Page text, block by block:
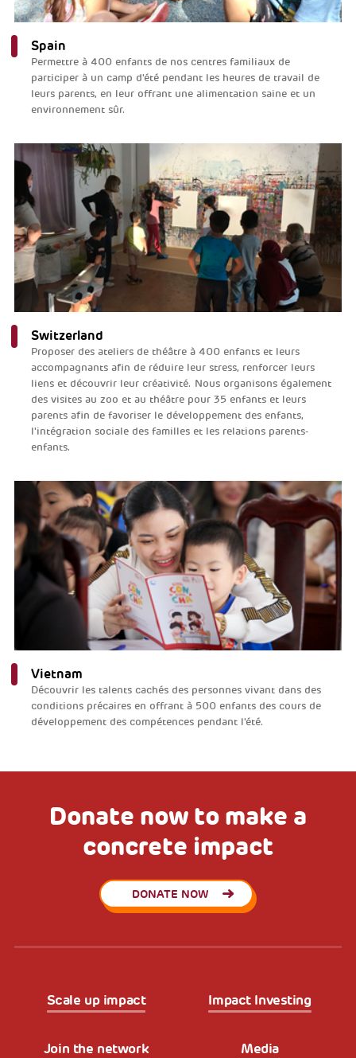
Spain
Permettre à 400 enfants de nos centres familiaux de
participer à un camp d'été pendant les heures de travail de
leurs parents, en leur offrant une alimentation saine et un
environnement sûr.
Switzerland
Proposer des ateliers de théâtre à 400 enfants et leurs
accompagnants afin de réduire leur stress, renforcer leurs
liens et découvrir leur créativité. Nous organisons également
des visites au zoo et au théâtre pour 35 enfants et leurs
parents afin de favoriser le développement des enfants,
l'intégration sociale des familles et les relations parents-
enfants.
Vietnam
Découvrir les talents cachés des personnes vivant dans des
conditions précaires en offrant à 500 enfants des cours de
développement des compétences pendant l'été.
Donate now to make a
concrete impact
DONATE NOW
Scale up impact Impact Investing
Join the network Media